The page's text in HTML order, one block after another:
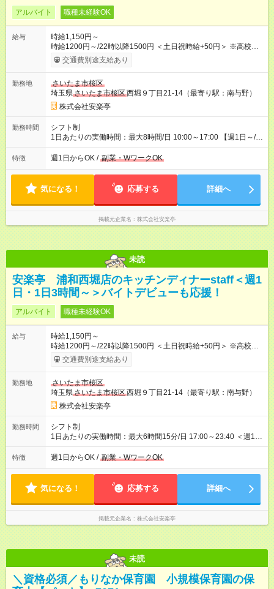
アルバイト 職種未経験OK
給与
時給1,150円～
時給1200円～/22時以降1500円 ＜土日祝時給+50円＞ ※高校生
時給1150円 【試用期間】試用期間あり 試用期間の長さ：12ヶ
月 雇用形態、給与は本採用時と同じです。 ※最大12ヶ月の間
交通費別途支給あり
勤務地
さいたま市桜区
埼玉県さいたま市桜区西堀９丁目21-14（最寄り駅：南与野）
株式会社安楽亭
勤務時間
シフト制
1日あたりの実働時間：最大8時間/日 10:00～17:00 【週1日～/1
日3時間～OK！】 ＊レギュラー勤務ももちろん大歓迎！ 「子ど
ものお迎えまでの時間」 「ランチタイムだけ」 など、家庭の予
談可能◎
特徴 週1日からOK / 副業・WワークOK
気になる！ 応募する 詳細へ
掲載元企業名 株式会社安楽亭
未読
安楽亭 浦和西堀店のキッチンディナーstaff＜週1
日・1日3時間～＞バイトデビューも応援！
アルバイト 職種未経験OK
給与
時給1,150円～
時給1200円～/22時以降1500円 ＜土日祝時給+50円＞ ※高校生
時給1150円 【試用期間】試用期間あり 試用期間の長さ：12ヶ
月 雇用形態、給与は本採用時と同じです。 ※最大12ヶ月の間
交通費別途支給あり
勤務地
さいたま市桜区
埼玉県さいたま市桜区西堀９丁目21-14（最寄り駅：南与野）
株式会社安楽亭
勤務時間
シフト制
1日あたりの実働時間：最大6時間15分/日 17:00～23:40 ＜週1日
～/短時間OK！＞ ※18歳未満・高校生は21:30までの勤務 ・シフ
トは自己申告制だから私生活優先でOK◎ ・週1日もあれば週5日
して短時間」など希望に合わせて働けます！
特徴 週1日からOK / 副業・WワークOK
気になる！ 応募する 詳細へ
掲載元企業名 株式会社安楽亭
未読
＼資格必須／もりなか保育園 小規模保育園の保